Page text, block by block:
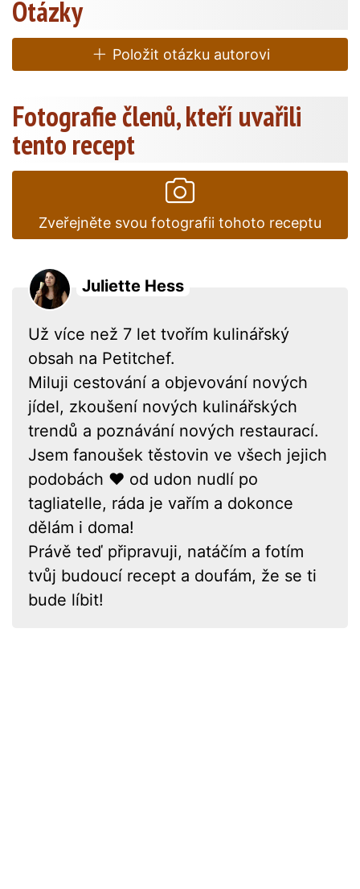
Otázky
Položit otázku autorovi
Fotografie členů, kteří uvařili
tento recept
Zveřejněte svou fotografii tohoto receptu
Juliette Hess
Už více než 7 let tvořím kulinářský
obsah na Petitchef.
Miluji cestování a objevování nových
jídel, zkoušení nových kulinářských
trendů a poznávání nových restaurací.
Jsem fanoušek těstovin ve všech jejich
podobách ❤ od udon nudlí po
tagliatelle, ráda je vařím a dokonce
dělám i doma!
Právě teď připravuji, natáčím a fotím
tvůj budoucí recept a doufám, že se ti
bude líbit!